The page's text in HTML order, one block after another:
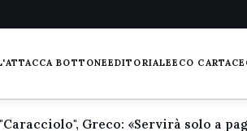
BOTTONEEDITORIALEECO